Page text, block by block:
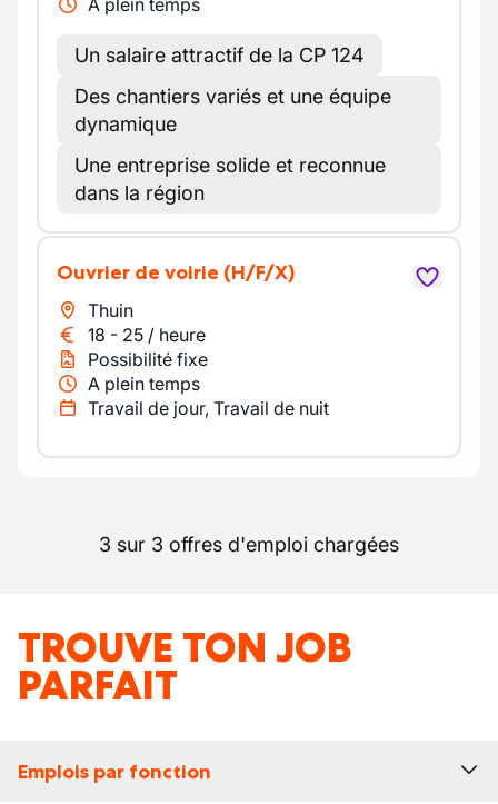
A plein temps
Un salaire attractif de la CP 124
Des chantiers variés et une équipe
dynamique
Une entreprise solide et reconnue
dans la région
Ouvrier de voirie (H/F/X)
Thuin
18 - 25 / heure
Possibilité fixe
A plein temps
Travail de jour, Travail de nuit
3 sur 3 offres d'emploi chargées
TROUVE TON JOB
PARFAIT
Emplois par fonction